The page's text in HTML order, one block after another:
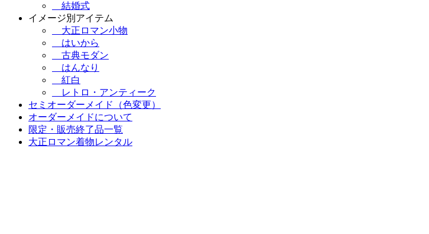
結婚式
イメージ別アイテム
大正ロマン小物
はいから
古典モダン
はんなり
紅白
レトロ・アンティーク
セミオーダーメイド（色変更）
オーダーメイドについて
限定・販売終了品一覧
大正ロマン着物レンタル